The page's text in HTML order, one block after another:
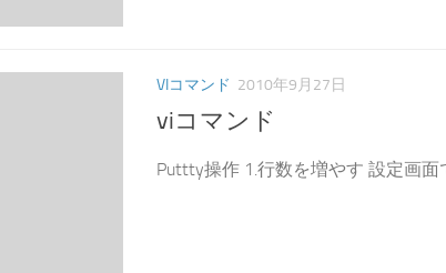
VIコマンド 2010年9月27日
viコマンド
Puttty操作 1.行数を増やす 設定画面